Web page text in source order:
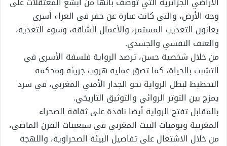
وجه الأرض، والتي كانت عبارة عن حفر في العراء أسرى
يعانون التعذيب المستمر، والأعمال الشاقة، وسوء التغذية،
والعنف النفسي والجسدي.
من خلال شخصية حسن، ترصد الرواية فلسفة الأسرى في
التشبث بالحياة، كما تصوّر عملية هروب جريئة ومحكمة
التخطيط لبطل الرواية نحو الجدار الأمني المغربي، في سرد
يمزج بين التوتر الروائي والتوثيق التاريخي.
بالمقابل تفتح الرواية أيضا نافذة على ثقافة الصحراء
المغربية ويوميات البيت المغربي في سبعينات القرن الماضي،
من خلال الاشتغال على تفاصيل البيئة الصحراوية، واللهجة